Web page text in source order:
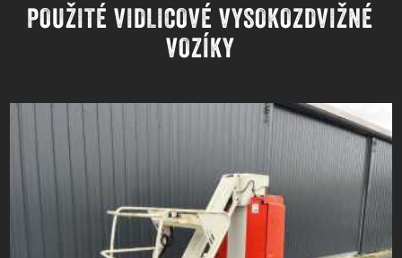
POUŽITÉ VIDLICOVÉ VYSOKOZDVIŽNÉ
VOZÍKY